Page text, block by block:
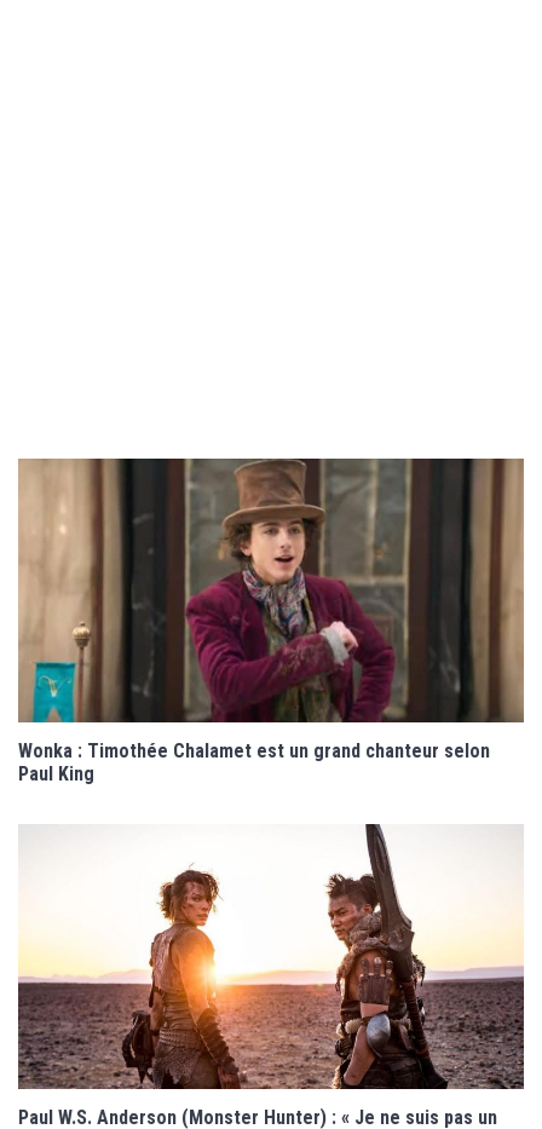
Wonka : Timothée Chalamet est un grand chanteur selon
Paul King
Paul W.S. Anderson (Monster Hunter) : « Je ne suis pas un